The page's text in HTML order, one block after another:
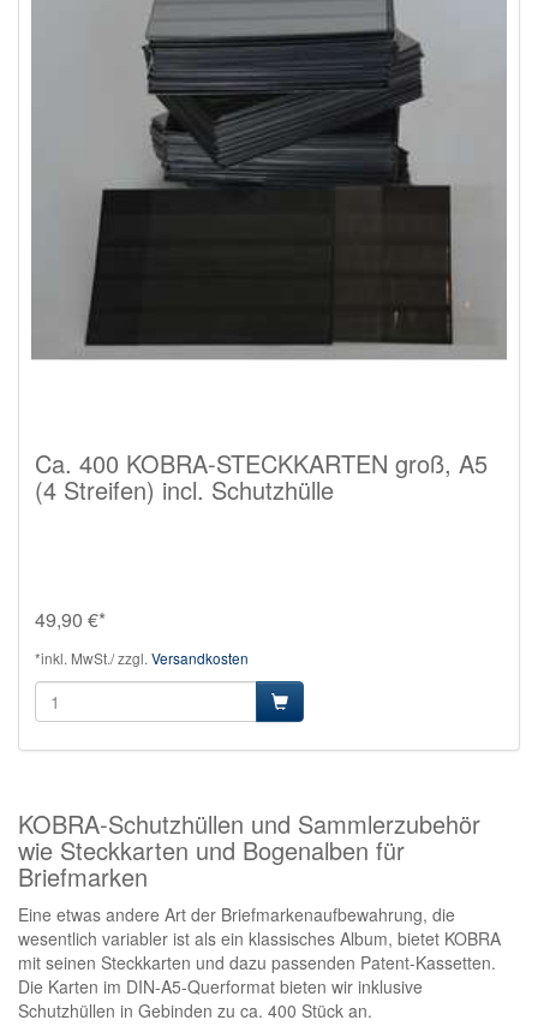
Ca. 400 KOBRA-STECKKARTEN groß, A5
(4 Streifen) incl. Schutzhülle
49,90 €*
*inkl. MwSt./ zzgl. Versandkosten
KOBRA-Schutzhüllen und Sammlerzubehör
wie Steckkarten und Bogenalben für
Briefmarken
Eine etwas andere Art der Briefmarkenaufbewahrung, die
wesentlich variabler ist als ein klassisches Album, bietet KOBRA
mit seinen Steckkarten und dazu passenden Patent-Kassetten.
Die Karten im DIN-A5-Querformat bieten wir inklusive
Schutzhüllen in Gebinden zu ca. 400 Stück an.